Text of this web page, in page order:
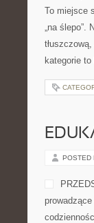
To miejsce
„na ślepo”.
kategorie
POSTED